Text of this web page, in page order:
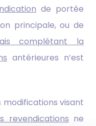
de portée
principale, ou de
complétant la
antérieures n’est
modifications visant
revendications ne